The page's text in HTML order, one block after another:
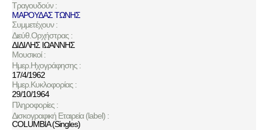
Τραγουδούν :
ΜΑΡΟΥΔΑΣ ΤΩΝΗΣ
Συμμετέχουν :
Διεύθ.Ορχήστρας :
ΔΙΔΙΛΗΣ ΙΩΑΝΝΗΣ
Μουσικοί :
Ημερ.Ηχογράφησης :
17/4/1962
Ημερ.Κυκλοφορίας :
29/10/1964
Πληροφορίες :
Δισκογραφική Εταιρεία (label) :
COLUMBIA (Singles)